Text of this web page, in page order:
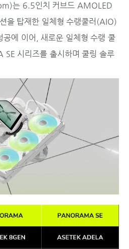
는 6.5인치 커브드 AMOLED
을 탑재한 일체형 수랭쿨러(AIO)
에 이어, 새로운 일체형 수랭 쿨
시리즈를 출시하며 쿨링 솔루